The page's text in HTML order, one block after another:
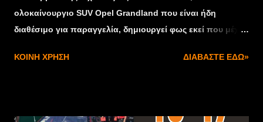
ολοκαίνουργιο SUV Opel Grandland που είναι ήδη
διαθέσιμο για παραγγελία, δημιουργεί φως εκεί που μέχρι
μοναδική καινοτομία φωτισμού που φέρνει στην Opel το
ΚΟΙΝΉ ΧΡΉΣΗ ΔΙΑΒΆΣΤΕ ΕΔΏ»